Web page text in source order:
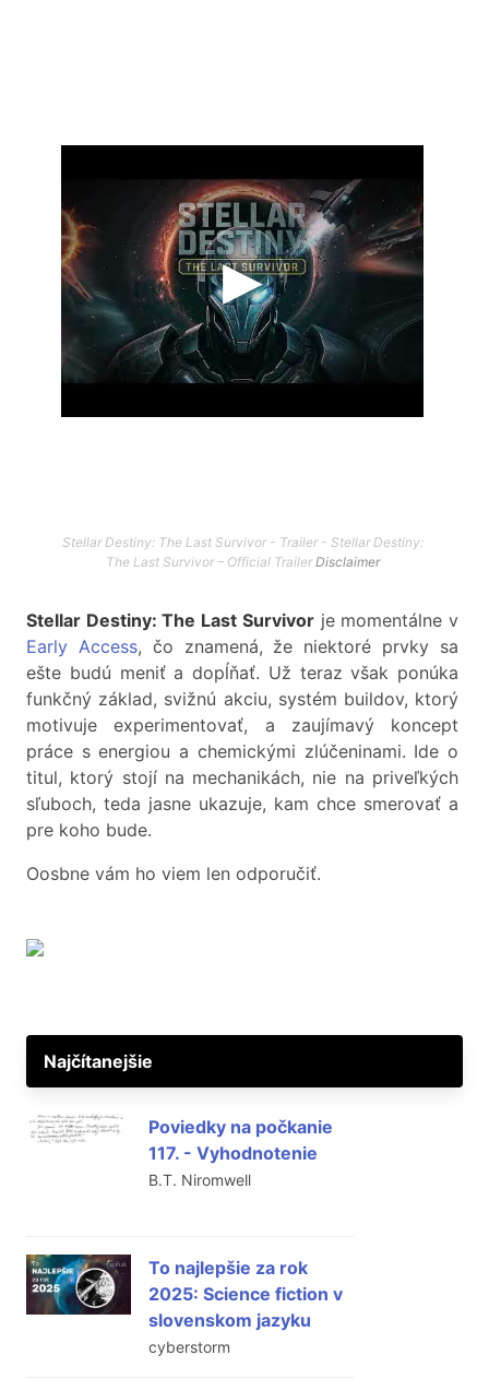
Stellar Destiny: The Last Survivor - Trailer - Stellar Destiny:
The Last Survivor – Official TrailerDisclaimer
Stellar Destiny: The Last Survivorje momentálne v
Early Access, čo znamená, že niektoré prvky sa
ešte budú meniť a dopĺňať. Už teraz však ponúka
funkčný základ, svižnú akciu, systém buildov, ktorý
motivuje experimentovať, a zaujímavý koncept
práce s energiou a chemickými zlúčeninami. Ide o
titul, ktorý stojí na mechanikách, nie na priveľkých
sľuboch, teda jasne ukazuje, kam chce smerovať a
pre koho bude.
Oosbne vám ho viem len odporučiť.
Najčítanejšie
Poviedky na počkanie
117. - Vyhodnotenie
B.T. Niromwell
To najlepšie za rok
2025: Science fiction v
slovenskom jazyku
cyberstorm